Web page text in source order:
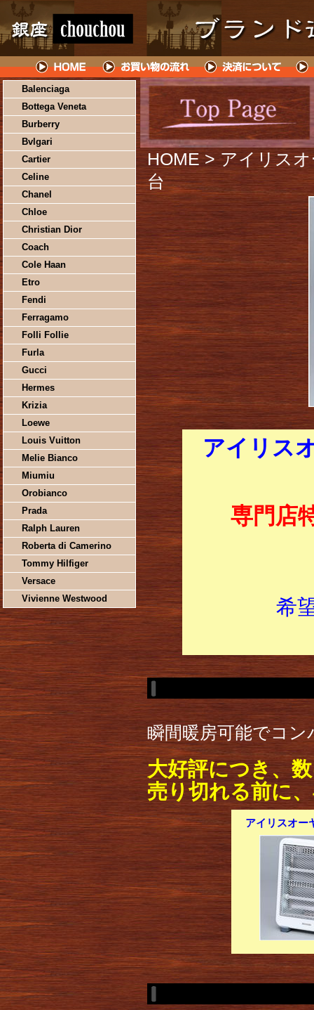
Balenciaga
Bottega Veneta
Burberry
Bvlgari
Cartier
Celine
Chanel
Chloe
Christian Dior
Coach
Cole Haan
Etro
Fendi
Ferragamo
Folli Follie
Furla
Gucci
Hermes
Krizia
Loewe
Louis Vuitton
Melie Bianco
Miumiu
Orobianco
Prada
Ralph Lauren
Roberta di Camerino
Tommy Hilfiger
Versace
Vivienne Westwood
HOME > アイリス
台
アイリス
専門店
希
瞬間暖房可能でコ
大好評につき、
売り切れる前に
アイリスオー